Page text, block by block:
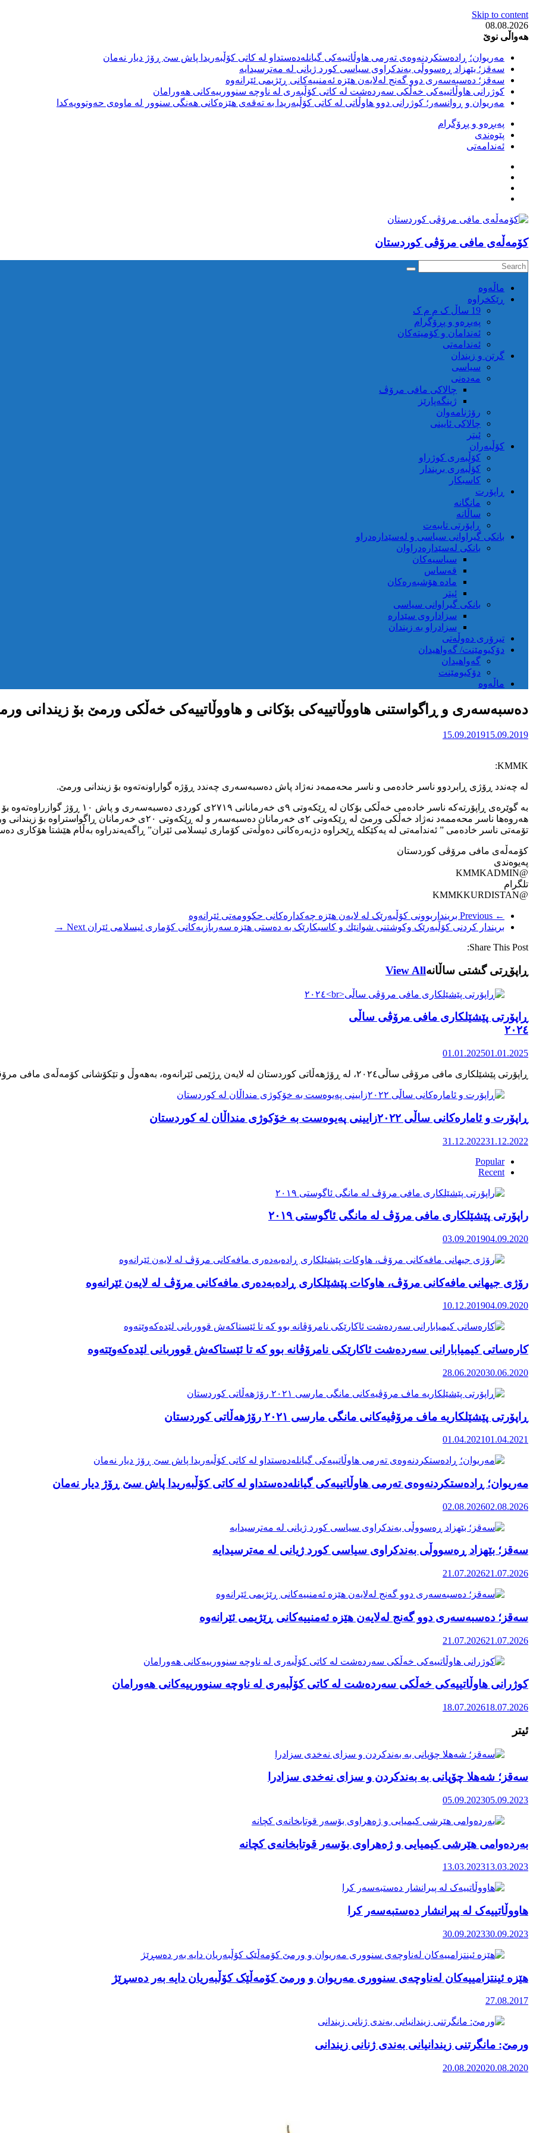
Skip to content
08.08.2026
هەواڵی نوێ
مەریوان؛ ڕادەستکردنەوەی تەرمی هاوڵاتییەکی گیانلەدەستداو لە کاتی کۆڵبەریدا پاش سێ ڕۆژ دیار نەمان
سەقز؛ بێهزاد ڕەسووڵی بەندکراوی سیاسی کورد ژیانی لە مەترسیدایە
سەقز؛ دەسبەسەری دوو گەنج لەلایەن هێزە ئەمنییەکانی ڕێژیمی ئێرانەوە
کوژرانی هاوڵاتییەکی خەڵکی سەردەشت لە کاتی کۆڵبەری لە ناوچە سنوورییەکانی هەورامان
مەریوان و ڕوانسەر؛ کوژرانی دوو هاوڵاتی لە کاتی کۆڵبەریدا بە تەقەی هێزەکانی هەنگی سنوور لە ماوەی حەوتوویەکدا
پەیڕەو و پڕۆگرام
پێوەندی
ئەندامەتی
كۆمه‌ڵه‌ی مافی مرۆڤی کوردستان
ماڵه‌وه‌
ڕێکخراوە
19 ساڵ ک م م ک
پەیڕەو و پڕۆگرام
ئەندامان و کۆمیتەکان
ئەندامەتی
گرتن و زیندان
سیاسی
مەدەنی
چالاکی مافی مرۆڤ
ژینگەپارێز
رۆژنامەوان
چالاکی ئایینی
ئیتر
کۆڵبەران
کۆڵبەری کوژراو
کؤڵبەری بریندار
کاسبکار
ڕاپۆرت
مانگانە
ساڵانە
ڕاپۆرتی تایبەت
بانکی گیراوانی سیاسی و لەسێدارەدراو
بانکی لەسێدارەدراوان
سیاسیەکان
قەساس
مادە هۆشبەرەکان
ئیتر
بانکی گیراوانی سیاسی
سزاداروی سێدارە
سزادراو بە زیندان
تیرۆری دەوڵەتی
دۆکیومێنت/ گەواهیدان
گەواهیدان
دۆکیومێنت
ماڵەوە
دەسبەسەری و ڕاگواستنی هاووڵاتییەکی بۆکانی و هاووڵاتییەکی خەڵکی ورمێ بۆ زیندانی
15.09.201915.09.2019
KMMK:
لە چەندد ڕۆژی ڕابردوو ناسر خادەمی و ناسر محەممەد نەژاد پاش دەسبەسەری چەندد ڕۆژە گواراونەتەوە بۆ زیندانی ورمێ.
بە گوێرەی ڕاپۆرتەکە ناسر خادەمی خەڵکی بۆکان لە ڕێکەوتی ۹ی خەرمانانی ۲۷۱۹ی کوردی دەسبەسەری و پاش ۱۰ ڕۆژ گوازراوەتەوە بۆ زیندانی ورمێ.
هەروەها ناسر محەممەد نەژاد خەڵکی ورمێ لە ڕێکەوتی ۲ی خەرمانان دەسبەسەر و لە ڕێکەوتی ۲۰ی خەرمانان ڕاگواستراوە بۆ زیندانی ورمێ.
تۆمەتی ناسر خادەمی ” ئەندامەتی لە یەکێکلە ڕێخراوە دژبەرەکانی دەوڵەتی کۆماری ئیسلامی ئێران” ڕاگەیەندراوە بەڵام هێشتا هۆکاری
کۆمەڵەی مافی مرۆڤی کوردستان
پەیوەندی
@KMMKADMIN
تلگرام
@KMMKKURDISTAN
← Previous
برینداربوونی کۆڵبەرێک لە لایەن هێزە چەکدارەکانی حکوومەتی ئێرانەوە
بریندار كردنی كۆڵبه‌رێک وكوشتنی شوانێك و كاسبكارێک به‌ ده‌ستی هێزه‌ سه‌ربازیه‌كانی كۆماری ئیسلامی ئێران Next →
Share This Post:
ڕاپۆڕتی گشتی ساڵانهView All
ڕاپۆرتی پێشێلکاری مافی مرۆڤی ساڵی
٢٠٢٤
01.01.202501.01.2025
ڕاپۆرت و ئامارەکانی ساڵی ٢٠٢٢زایینی پەیوەست بە خۆکوژی منداڵان لە کوردستان
31.12.202231.12.2022
Popular
Recent
راپۆرتی پێشێلكاری مافی مرۆڤ له‌ مانگی ئاگوستی ٢٠١٩
03.09.201904.09.2020
رۆژی جیهانی مافەکانی مرۆڤ، هاوکات پێشێلکاری ڕادەبەدەری مافەکانی مرۆڤ لە لایەن ئێرانەوە
10.12.201904.09.2020
کارەساتی کیمیابارانی سەردەشت ئاکارێکی نامرۆڤانە بوو کە تا ئێستاکەش قووربانی لێدەکەوێتەوە
28.06.202030.06.2020
ڕاپۆرتی پێشێلکاریە ماف مرۆڤیەکانی مانگی مارسی ٢٠٢١ رۆژهەڵاتی کوردستان
01.04.202101.04.2021
مەریوان؛ ڕادەستکردنەوەی تەرمی هاوڵاتییەکی گیانلەدەستداو لە کاتی کۆڵبەریدا پاش سێ ڕۆژ دیار نەمان
02.08.202602.08.2026
سەقز؛ بێهزاد ڕەسووڵی بەندکراوی سیاسی کورد ژیانی لە مەترسیدایە
21.07.202621.07.2026
سەقز؛ دەسبەسەری دوو گەنج لەلایەن هێزە ئەمنییەکانی ڕێژیمی ئێرانەوە
21.07.202621.07.2026
کوژرانی هاوڵاتییەکی خەڵکی سەردەشت لە کاتی کۆڵبەری لە ناوچە سنوورییەکانی هەورامان
18.07.202618.07.2026
ئیتر
سەقز؛ شەهلا چۆپانی بە بەندکردن و سزای نەخدی سزادرا
05.09.202305.09.2023
بەردەوامی هێرشی کیمیایی و ژەهراوی بۆسەر قوتابخانەی کچانە
13.03.202313.03.2023
هاووڵاتییەک لە پیرانشار دەستبەسەر کرا
30.09.202330.09.2023
هێزە ئینتزامییەکان لەناوچەی سنووری مەریوان و ورمێ کۆمەڵێک کۆڵبەریان دایە بەر دەسڕێژ
27.08.2017
ورمێ: مانگرتنی زیندانیانی بەندی ژنانی زیندانی
20.08.202020.08.2020